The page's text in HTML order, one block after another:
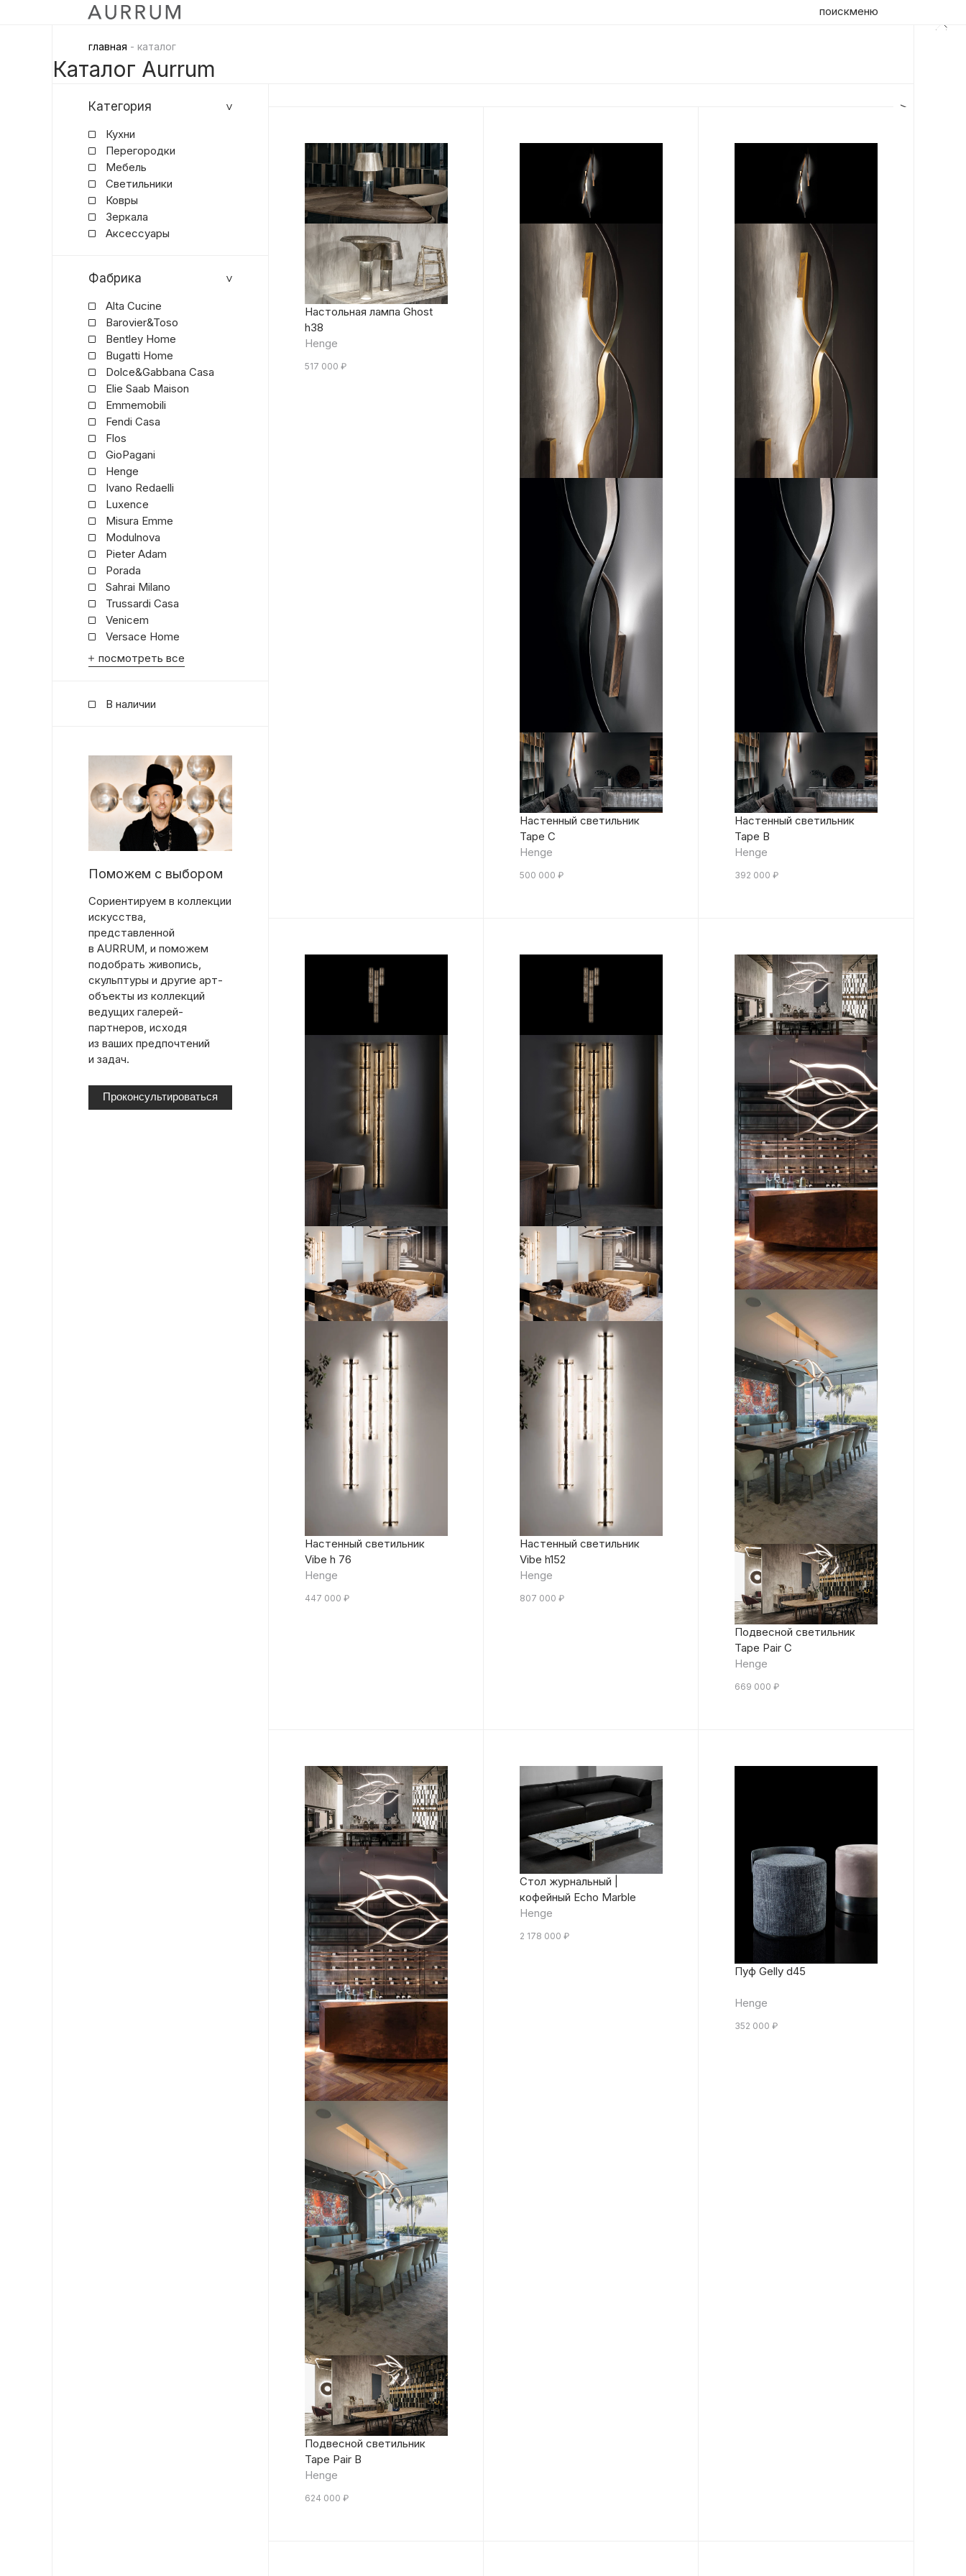
поискменю
главная - каталог
Каталог Aurrum
Категория
Кухни
Перегородки
Мебель
Светильники
Ковры
Зеркала
Аксессуары
Фабрика
Alta Cucine
Barovier&Toso
Bentley Home
Bugatti Home
Dolce&Gabbana Casa
Elie Saab Maison
Emmemobili
Fendi Casa
Flos
GioPagani
Henge
Ivano Redaelli
Luxence
Misura Emme
Modulnova
Pieter Adam
Porada
Sahrai Milano
Trussardi Casa
Venicem
Versace Home
посмотреть все
В наличии
Поможем с выбором
Сориентируем в коллекции
искусства,
представленной
в AURRUM, и поможем
подобрать живопись,
скульптуры и другие арт-
объекты из коллекций
ведущих галерей-
партнеров, исходя
из ваших предпочтений
и задач.
Проконсультироваться
Настольная лампа Ghost
h38
Henge
517 000 ₽
Настенный светильник
Tape C
Henge
500 000 ₽
Настенный светильник
Tape B
Henge
392 000 ₽
Настенный светильник
Vibe h 76
Henge
447 000 ₽
Настенный светильник
Vibe h152
Henge
807 000 ₽
Подвесной светильник
Tape Pair C
Henge
669 000 ₽
Подвесной светильник
Tape Pair B
Henge
624 000 ₽
Стол журнальный |
кофейный Echo Marble
Henge
2 178 000 ₽
Пуф Gelly d45
Henge
352 000 ₽